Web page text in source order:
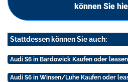
können Sie
Stattdessen können Sie auch:
Audi S6 in Bardowick Kaufen oder leasen
Audi S6 in Winsen/Luhe Kaufen oder